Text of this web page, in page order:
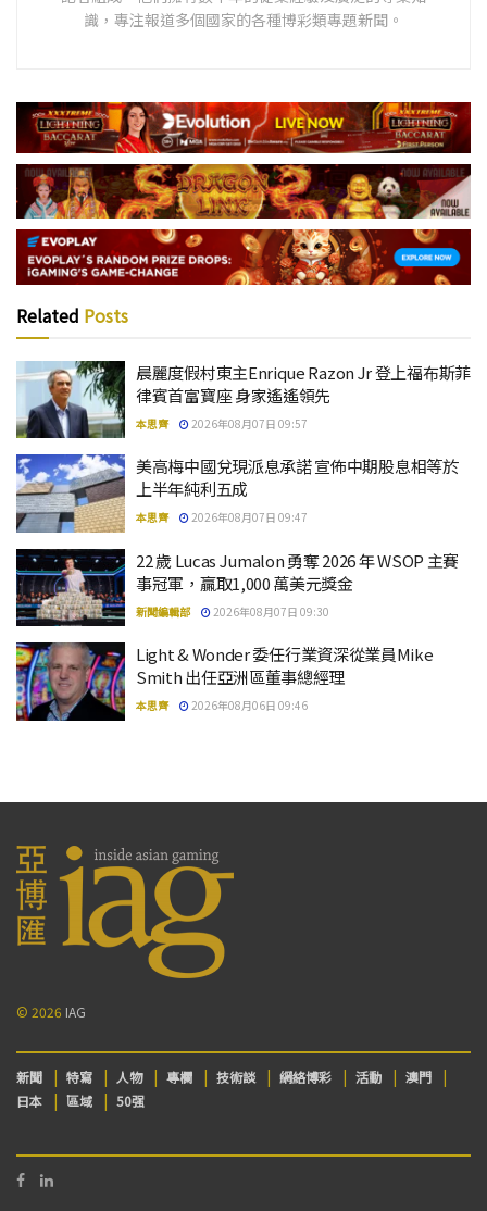
識，專注報道多個國家的各種博彩類專題新聞。
Related Posts
晨麗度假村東主Enrique Razon Jr 登上福布斯菲
律賓首富寶座 身家遙遙領先
本思齊 2026年08月07日 09:57
美高梅中國兌現派息承諾 宣佈中期股息相等於
上半年純利五成
本思齊 2026年08月07日 09:47
22 歲 Lucas Jumalon 勇奪 2026 年 WSOP 主賽
事冠軍，贏取1,000 萬美元獎金
新聞編輯部 2026年08月07日 09:30
Light & Wonder 委任行業資深從業員Mike
Smith 出任亞洲區董事總經理
本思齊 2026年08月06日 09:46
© 2026 IAG
新聞 特寫 人物 專欄 技術談 網絡博彩 活動
澳門
日本
區域 50强